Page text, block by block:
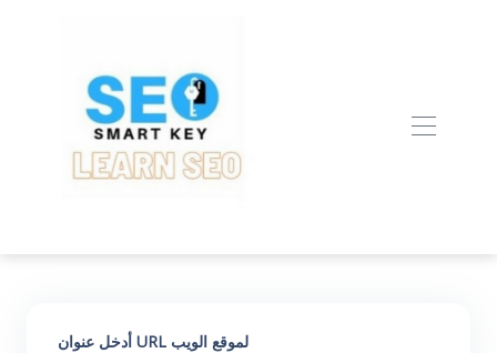
أدخل عنوان URL لموقع الويب